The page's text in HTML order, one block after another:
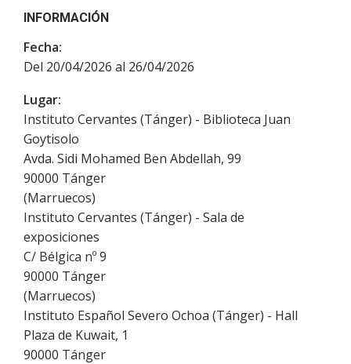
INFORMACIÓN
Fecha:
Del 20/04/2026 al 26/04/2026
Lugar:
Instituto Cervantes (Tánger) - Biblioteca Juan
Goytisolo
Avda. Sidi Mohamed Ben Abdellah, 99
90000 Tánger
(Marruecos)
Instituto Cervantes (Tánger) - Sala de
exposiciones
C/ Bélgica nº 9
90000 Tánger
(Marruecos)
Instituto Español Severo Ochoa (Tánger) - Hall
Plaza de Kuwait, 1
90000 Tánger